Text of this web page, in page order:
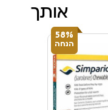
אותך
58%
הנחה